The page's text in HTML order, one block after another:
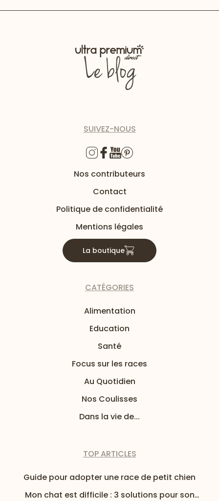
SUIVEZ-NOUS
Nos contributeurs
Contact
Politique de confidentialité
Mentions légales
La boutique
CATÉGORIES
Alimentation
Education
Santé
Focus sur les races
Au Quotidien
Nos Coulisses
Dans la vie de...
TOP ARTICLES
Guide pour adopter une race de petit chien
Mon chat est difficile : 3 solutions pour son